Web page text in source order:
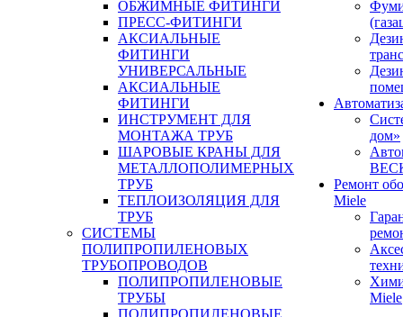
ОБЖИМНЫЕ ФИТИНГИ
ПРЕСС-ФИТИНГИ
АКСИАЛЬНЫЕ
ФИТИНГИ
УНИВЕРСАЛЬНЫЕ
АКСИАЛЬНЫЕ
ФИТИНГИ
ИНСТРУМЕНТ ДЛЯ
МОНТАЖА ТРУБ
ШАРОВЫЕ КРАНЫ ДЛЯ
МЕТАЛЛОПОЛИМЕРНЫХ
ТРУБ
ТЕПЛОИЗОЛЯЦИЯ ДЛЯ
ТРУБ
СИСТЕМЫ
ПОЛИПРОПИЛЕНОВЫХ
ТРУБОПРОВОДОВ
ПОЛИПРОПИЛЕНОВЫЕ
ТРУБЫ
ПОЛИПРОПИЛЕНОВЫЕ
дом»
Ремонт
Miele
Miele